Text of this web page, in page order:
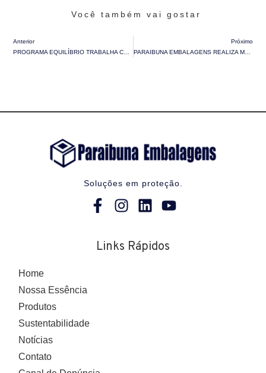
Você também vai gostar
Anterior
Próximo
PARAIBUNA EMBALAGENS REALIZA MÊS DE PREVENÇÃO AOS ACIDENTES DE TRABALHO COM CAMPANHAS EDUCATIVAS
Soluções em proteção.
Links Rápidos
Home
Nossa Essência
Produtos
Sustentabilidade
Notícias
Contato